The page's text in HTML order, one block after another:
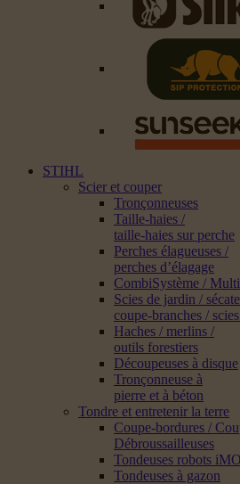
STIHL
Scier et couper
Tronçonneuses
Taille-haies /
taille-haies sur perche
Perches élagueuses /
perches d’élagage
CombiSystème /
Scies de jardin /
coupe-branches /
Haches / merlins /
outils forestiers
Découpeuses à disque
Tronçonneuse à
pierre et à béton
Tondre et entretenir la terre
Coupe-bordures /
Débroussailleuses
Tondeuses robots
Tondeuses à gazon